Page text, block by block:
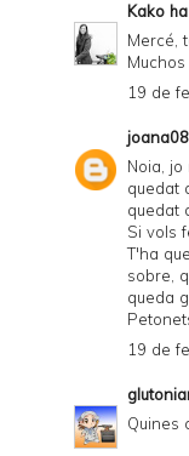
Kako
Mercé,
19 de
joana08
Noia,
quedat
quedat
Si vols
T'ha
sobre,
queda
19 de
Quines